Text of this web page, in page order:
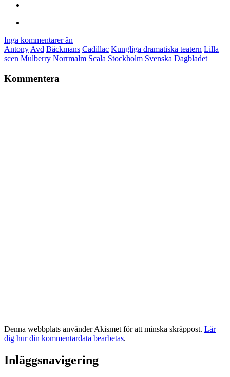
Inga kommentarer än
Antony Avd Bäckmans Cadillac Kungliga dramatiska teatern Lilla
scen Mulberry Norrmalm Scala Stockholm Svenska Dagbladet
Kommentera
Denna webbplats använder Akismet för att minska skräppost. Lär
dig hur din kommentardata bearbetas.
Inläggsnavigering